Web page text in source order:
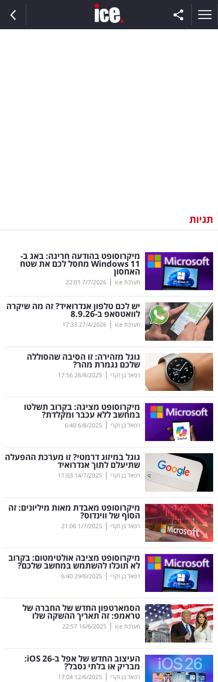
וצרכנות
דיגיטל
וטק
שיווק
ופרסום
משפט
מדדים
ומחקרים
דעות
רכילות
עסקית
קריפטו
ויראלי
טלוויזיה
עסקי
ספורט
קריירה
ולימודים
מינויים
רייטינג
רכב
בריאות
תגיות
מיקרוסופט בהודעה חריגה: באג ב-
Windows 11 מחסל לכם את שטח
האחסון
מערכת ice |
7/7/2026
22:01
יש לכם טלפון אנדרואיד? זה מה שיקרה
לוואטסאפ ב-8.9.26
מערכת ice |
27/4/2026
17:33
גוגל מזהירה: זו הסיבה שהסוללה
שלכם נגמרת מהר?
רפאל בן זקרי |
26/8/2025
17:56
מיקרוסופט מציגה: בקרוב תשלטו
במחשב ללא עכבר ומקלדת?
רפאל בן זקרי |
6/8/2025
6:40
גוגל במיזוג דרמטי? זו מערכת ההפעלה
שתיעלם לתוך אנדרואיד
רפאל בן זקרי |
14/7/2025
11:03
מיקרוסופט מאבדת מאות מיליונים: זה
הסוף של ווינדוס?
רפאל בן זקרי |
1/7/2025
21:06
מיקרוסופט מציבה אולטימטום: בקרוב
לא תוכלו להשתמש במחשב שלכם?
רפאל בן זקרי |
29/6/2025
6:40
הסמארטפון החדש של החברה של
טראמפ: זה תאריך ההשקה שלו
מערכת ice |
16/6/2025
22:57
העיצוב החדש של אפל ב- iOS
26:
מבריק או בלתי נסבל?
רפאל בן זקרי |
12/6/2025
17:04